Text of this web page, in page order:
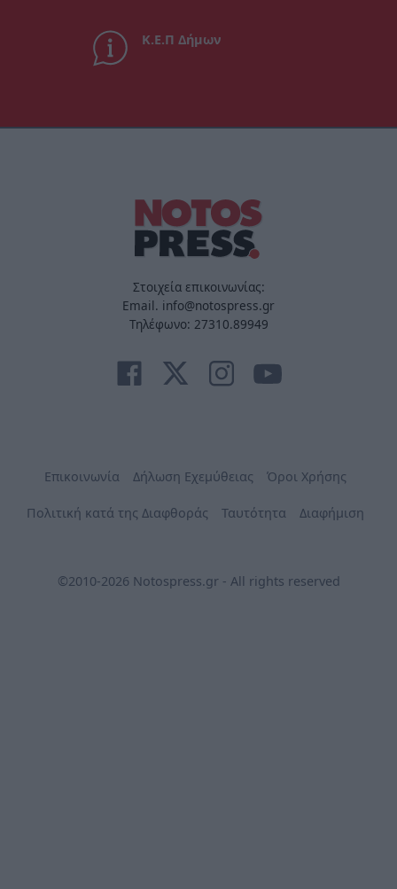
Κ.Ε.Π Δήμων
Στοιχεία επικοινωνίας:
Email. info@notospress.gr
Τηλέφωνο: 27310.89949
Επικοινωνία Δήλωση Εχεμύθειας Όροι Χρήσης
Πολιτική κατά της Διαφθοράς Ταυτότητα Διαφήμιση
©2010-2026 Notospress.gr - All rights reserved